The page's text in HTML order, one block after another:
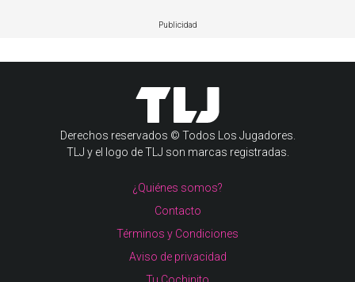
Publicidad
Derechos reservados © Todos Los Jugadores.
TLJ y el logo de TLJ son marcas registradas.
¿Quiénes somos?
Contacto
Términos y Condiciones
Aviso de privacidad
Tu Cochinito